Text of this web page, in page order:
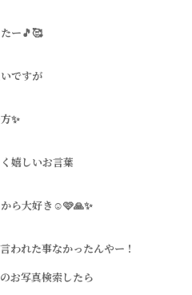
ー🎵🥰
ですが
✨
嬉しいお言葉
ら大好き☺️🩷🙏✨
われた事なかったんやー！
お写真検索したら